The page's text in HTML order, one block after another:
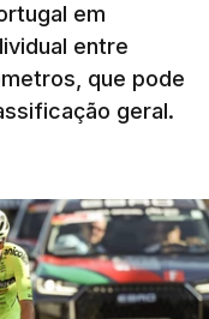
em
entre
que pode
geral.